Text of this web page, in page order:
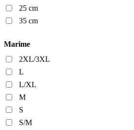
25 cm
35 cm
Marime
2XL/3XL
L
L/XL
M
S
S/M